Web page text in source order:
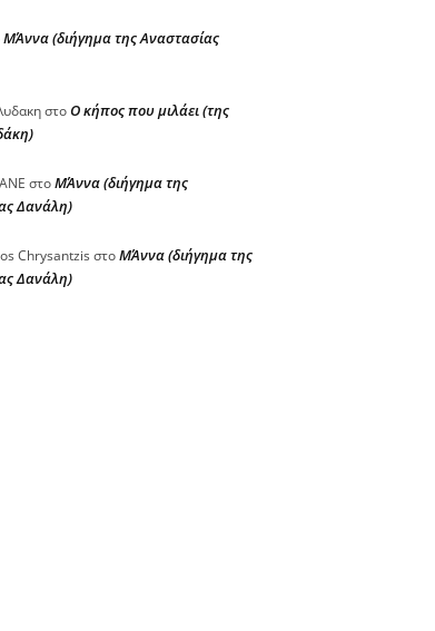
ΜΆννα (διήγημα της Αναστασίας
στοΟ κήπος που μιλάει (της
στοΜΆννα (διήγημα της
Δανάλη)
Chrysantzis στοΜΆννα (διήγημα της
Δανάλη)